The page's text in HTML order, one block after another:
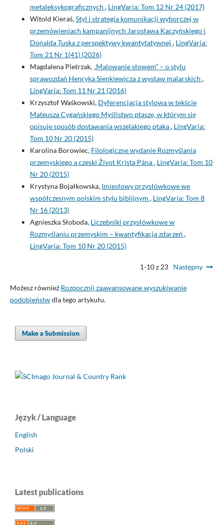
metaleksykograficznych , LingVaria: Tom 12 Nr 24 (2017)
Witold Kieraś,Styl i strategia komunikacji wyborczej w
przemówieniach kampanijnych Jarosława Kaczyńskiego i
Donalda Tuska z perspektywy kwantytatywnej , LingVaria:
Tom 21 Nr 1(41) (2026)
Magdalena Pietrzak, „Malowanie słowem” – o stylu
sprawozdań Henryka Sienkiewicza z wystaw malarskich ,
LingVaria: Tom 11 Nr 21 (2016)
Krzysztof Waśkowski, Dyferencjacja stylowa w tekście
Mateusza Cygańskiego Myślistwo ptasze, w którym się
opisuje sposób dostawania wszelakiego ptaka, LingVaria:
Tom 10 Nr 20 (2015)
Karolina Borowiec, Filologiczne wydanie Rozmyślania
przemyskiego a czeski Život Krista Pána, LingVaria: Tom 10
Nr 20 (2015)
Krystyna Bojałkowska, Imiesłowy przysłówkowe we
współczesnym polskim stylu biblijnym , LingVaria: Tom 8
Nr 16 (2013)
Agnieszka Słoboda, Liczebniki przysłówkowe w
Rozmyślaniu przemyskim – kwantyfikacja zdarzeń ,
LingVaria: Tom 10 Nr 20 (2015)
1-10 z 23 Następny
Możesz również Rozpocznij zaawansowane wyszukiwanie
podobieństwdla tego artykułu.
Make a Submission
Język / Language
English
Polski
Latest publications